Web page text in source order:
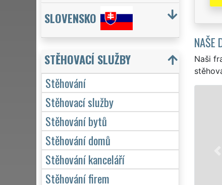
NAŠE
Naši
Naše franchisová síť
stěhovací servis v
stěhování NON-
domácnosti, tak pro
SLOVENSKO
STĚHOVACÍ SLUŽBY
Stěhování
Stěhovací služby
Stěhování bytů
Stěhování domů
Stěhování kanceláří
Stěhování firem